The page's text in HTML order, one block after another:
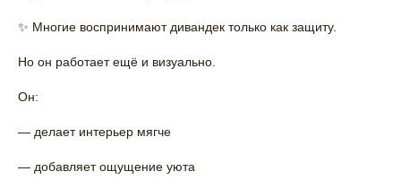
✨ Многие воспринимают дивандек только как защиту.
Но он работает ещё и визуально.
Он:
— делает интерьер мягче
— добавляет ощущение уюта